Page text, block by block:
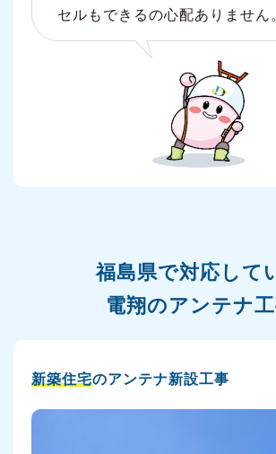
セルもできるの心配ありません
福島県で対応して
電翔のアンテナ
新築住宅のアンテナ新設工事